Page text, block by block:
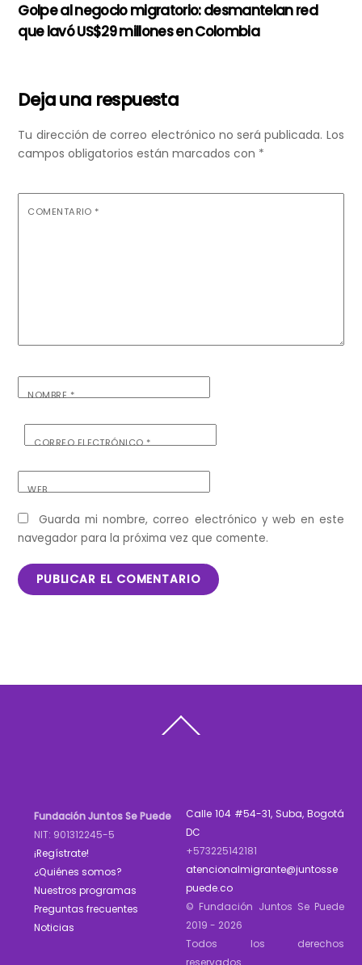
Golpe al negocio migratorio: desmantelan red
que lavó US$29 millones en Colombia
Deja una respuesta
Tu dirección de correo electrónico no será publicada. Los
campos obligatorios están marcados con *
COMENTARIO *
NOMBRE*
CORREO ELECTRÓNICO*
WEB
Guarda mi nombre, correo electrónico y web en este
navegador para la próxima vez que comente.
To
Fundación Juntos Se Puede
NIT: 901312245-5
¡Regístrate!
¿Quiénes somos?
Nuestros programas
Preguntas frecuentes
Noticias
Calle 104 #54-31, Suba, Bogotá
DC
+573225142181
atencionalmigrante@juntosse
puede.co
© Fundación Juntos Se Puede
2019 - 2026
Todos los derechos